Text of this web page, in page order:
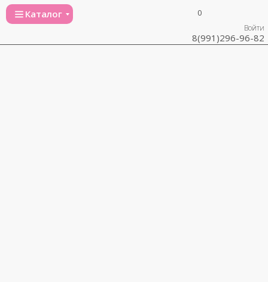
Каталог
Войти
0
8(991)296-96-82